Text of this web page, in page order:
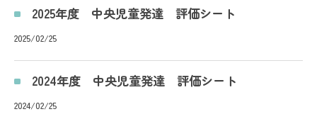
2025年度 中央児童発達 評価シート
2025/02/25
2024年度 中央児童発達 評価シート
2024/02/25